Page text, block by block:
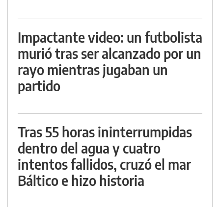
Impactante video: un futbolista
murió tras ser alcanzado por un
rayo mientras jugaban un
partido
Tras 55 horas ininterrumpidas
dentro del agua y cuatro
intentos fallidos, cruzó el mar
Báltico e hizo historia